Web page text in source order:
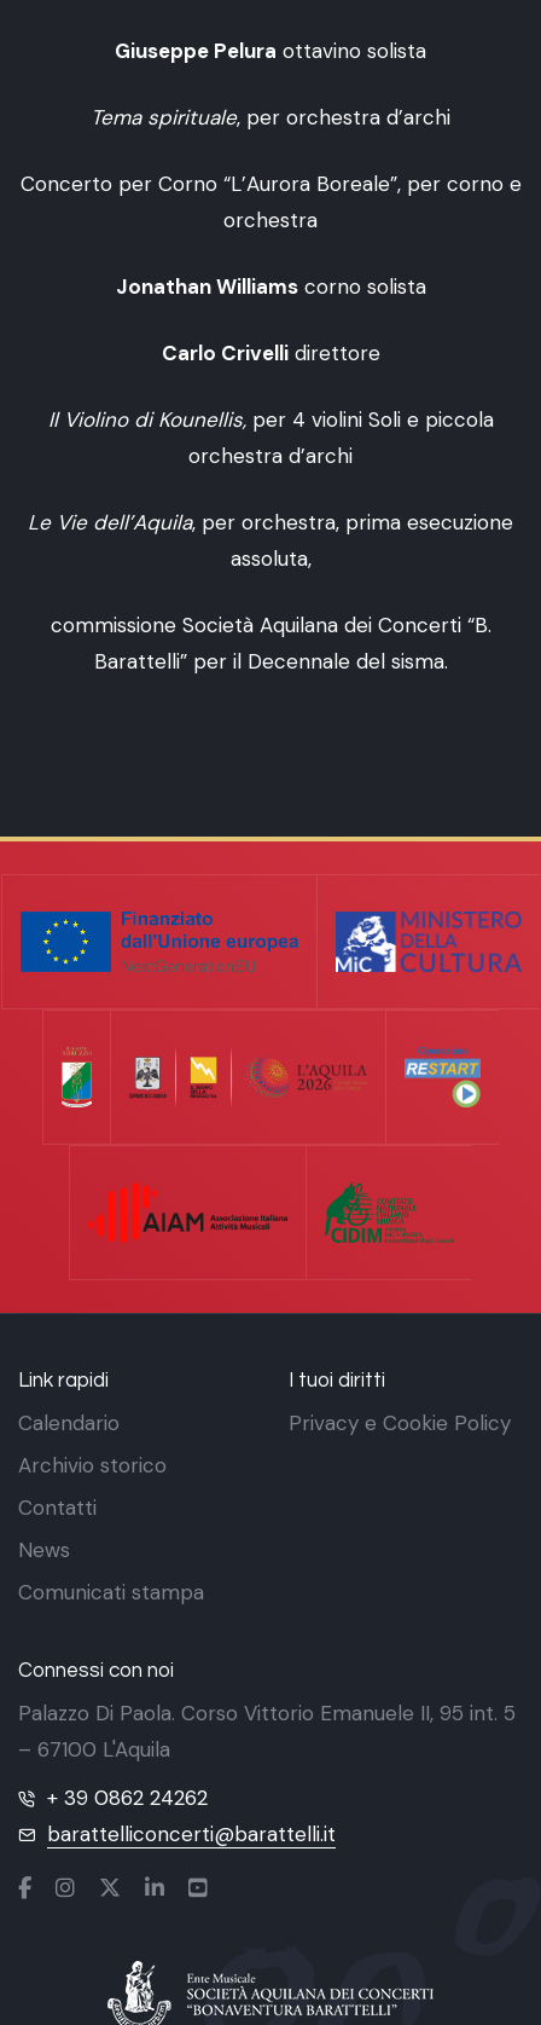
Giuseppe Pelura ottavino solista
Tema spirituale, per orchestra d’archi
Concerto per Corno “L’Aurora Boreale”, per corno e
orchestra
Jonathan Williamscorno solista
Carlo Crivellidirettore
Il Violino di Kounellis,per 4 violini Soli e piccola
orchestra d’archi
Le Vie dell’Aquila, per orchestra, prima esecuzione
assoluta,
commissione Società Aquilana dei Concerti “B.
Barattelli” per il Decennale del sisma.
Link rapidi
Calendario
Archivio storico
Contatti
News
Comunicati stampa
I tuoi diritti
Privacy e Cookie Policy
Connessi con noi
Palazzo Di Paola. Corso Vittorio Emanuele II, 95 int. 5
– 67100 L'Aquila
+ 39 0862 24262
barattelliconcerti@barattelli.it